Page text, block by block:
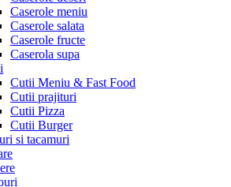
Caserole meniu
Caserole salata
Caserole fructe
Caserola supa
Cutii Meniu & Fast Food
Cutii prajituri
Cutii Pizza
Cutii Burger
si tacamuri